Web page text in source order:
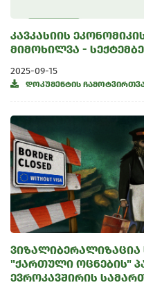
კავკასიის
მიმოხილვა -
2025-09-15
დოკუმენტის
ვიზალიბერალიზაცია
"ქართული ოცნების"
ევროკავშირის